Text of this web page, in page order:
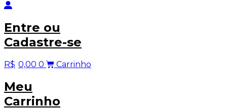
Entre ou
Cadastre-se
R$ 0,00 0 Carrinho
Meu
Carrinho